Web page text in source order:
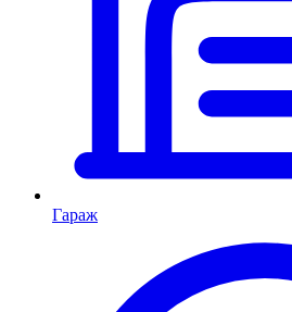
Гараж